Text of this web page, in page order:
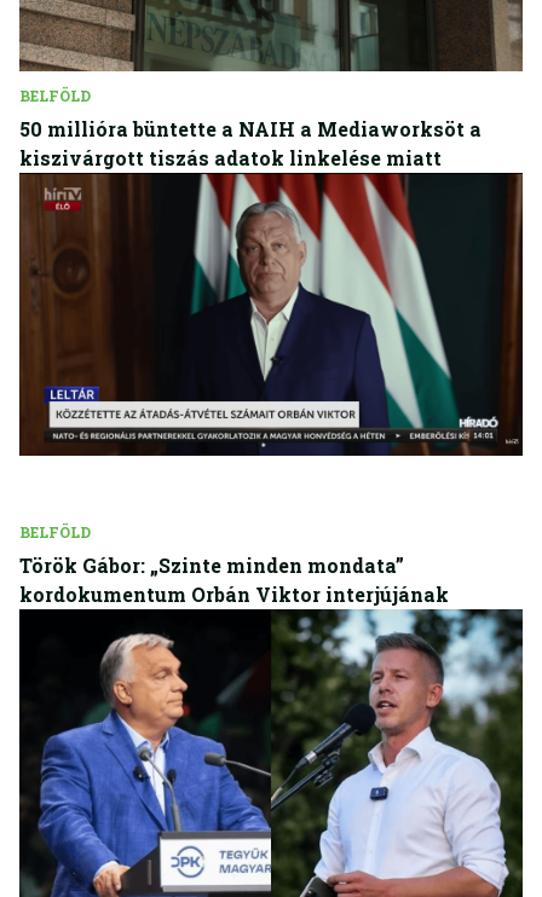
BELFÖLD
50 millióra büntette a NAIH a Mediaworksöt a
kiszivárgott tiszás adatok linkelése miatt
BELFÖLD
Török Gábor: „Szinte minden mondata”
kordokumentum Orbán Viktor interjújának